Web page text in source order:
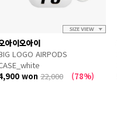
아이오아이
LOGO AIRPODS
won 22,000 (78%)